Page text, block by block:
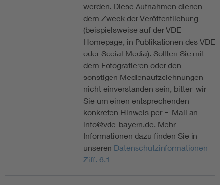
werden. Diese Aufnahmen dienen
dem Zweck der Veröffentlichung
(beispielsweise auf der VDE
Homepage, in Publikationen des VDE
oder Social Media). Sollten Sie mit
dem Fotografieren oder den
sonstigen Medienaufzeichnungen
nicht einverstanden sein, bitten wir
Sie um einen entsprechenden
konkreten Hinweis per E-Mail an
info@vde-bayern.de. Mehr
Informationen dazu finden Sie in
unseren Datenschutzinformationen
Ziff. 6.1